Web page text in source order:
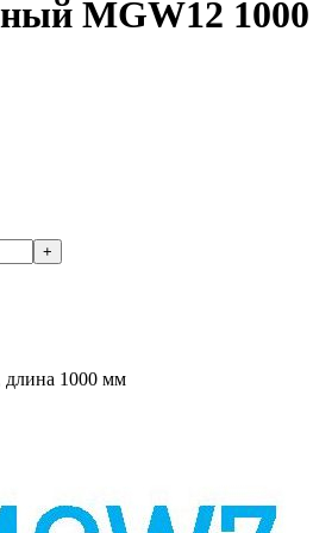
MGW12
+
1000 мм